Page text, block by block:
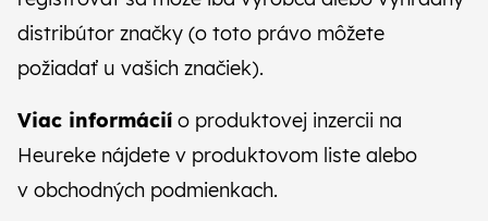
distribútor značky (o toto právo môžete
požiadať u vašich značiek).
Viac informácií o produktovej inzercii na
Heureke nájdete v produktovom liste alebo
v obchodných podmienkach.